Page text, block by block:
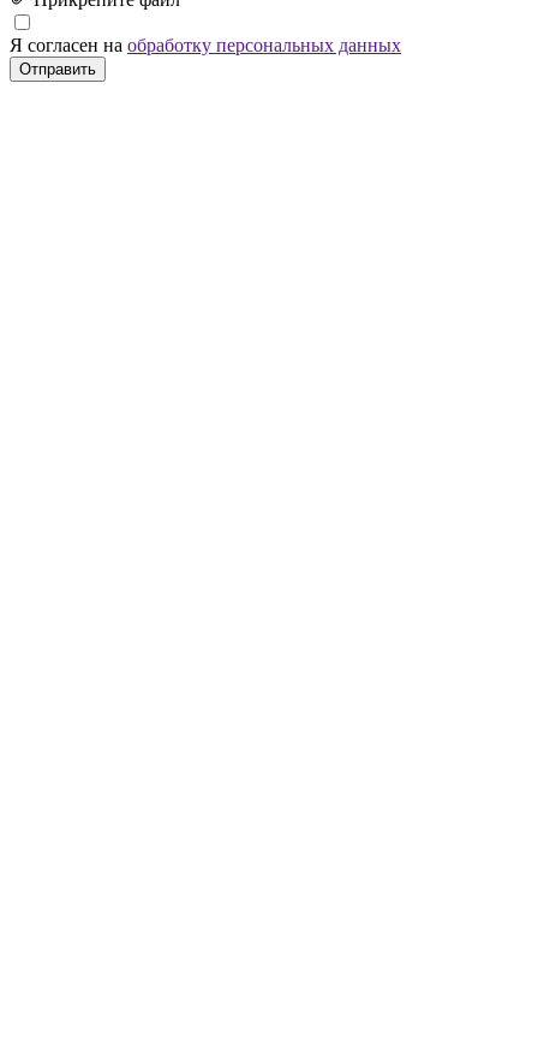
Я согласен на обработку персональных данных